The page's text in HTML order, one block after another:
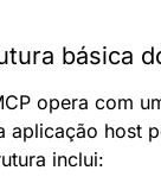
básica
opera com
aplicação host
inclui: